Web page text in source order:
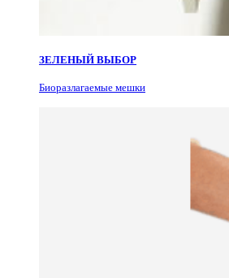
ЗЕЛЕНЫЙ ВЫБОР
Биоразлагаемые мешки